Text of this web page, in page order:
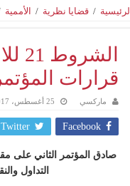
الرئيسية / قضايا نظرية / الأممية
قرارات
ماركسي 25 أغسطس، 2017
Facebook
Twitter
صادق المؤتمر الثاني على
التداول